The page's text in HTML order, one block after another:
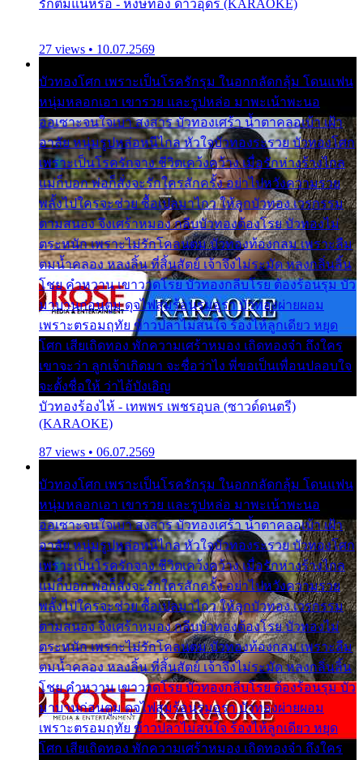
รักติ๋มแน่หรือ - หงษ์ทอง ดาวอุดร (KARAOKE)
27 views • 10.07.2569
บัวทองโศก เพราะเป็นโรครักรุม ในอกกลัดกลุ้ม โดนแฟน
หนุ่มหลอกเอา เขารวย และรูปหล่อ มาพะเน้าพะนอ
ออเซาะจนใจเบา สงสาร บัวทองเศร้า น้ำตาคลอเบ้า เฝ้า
อาลัย หนุ่มรูปหล่อหนีไกล หัวใจบัวทองระรวย บัวทองโศก
เพราะเป็นโรครักจาง ชีวิตเคว้งคว้าง เมื่อรักห่างร้างไกล
แม่ก็บอก พ่อก็สั่งจะรักใครสักครั้ง อย่าไปหวังความรวย
พลั้งไปใครจะช่วย ซื้อเปลมาไกว ให้ลูกบัวทอง เวรกรรม
ตามสนอง จึงเศร้าหมอง กลีบบัวทองต้องโรย บัวทองไม่
ตระหนัก เพราะไม่รักโคลนตม บัวทองท้องกลม เพราะลืม
ตมน้ำคลอง หลงลิ้น ที่สิ้นสัตย์ เจ้าจึงไม่ระมัด หลงกลิ่นลิ้น
โชย คำหวาน เขาวาดโรย บัวทองกลีบโรย ต้องร้อนรุม บัว
มาบานก่อนตูม ดุจไฟสุมร้อนรุมอุรา บัวทองผ่ายผอม
เพราะตรอมฤทัย ข้าวปลาไม่สนใจ ร้องไห้ลูกเดียว หยุด
โศก เสียเถิดทอง พักความเศร้าหมอง เถิดทองจ๋า ถึงใคร
เขาจะว่า ลูกเจ้าเกิดมา จะชื่อว่าไง พี่ขอเป็นเพื่อนปลอบใจ
จะตั้งชื่อให้ ว่าไอ้บังเอิญ
บัวทองร้องไห้ - เทพพร เพชรอุบล (ซาวด์ดนตรี)
(KARAOKE)
87 views • 06.07.2569
บัวทองโศก เพราะเป็นโรครักรุม ในอกกลัดกลุ้ม โดนแฟน
หนุ่มหลอกเอา เขารวย และรูปหล่อ มาพะเน้าพะนอ
ออเซาะจนใจเบา สงสาร บัวทองเศร้า น้ำตาคลอเบ้า เฝ้า
อาลัย หนุ่มรูปหล่อหนีไกล หัวใจบัวทองระรวย บัวทองโศก
เพราะเป็นโรครักจาง ชีวิตเคว้งคว้าง เมื่อรักห่างร้างไกล
แม่ก็บอก พ่อก็สั่งจะรักใครสักครั้ง อย่าไปหวังความรวย
พลั้งไปใครจะช่วย ซื้อเปลมาไกว ให้ลูกบัวทอง เวรกรรม
ตามสนอง จึงเศร้าหมอง กลีบบัวทองต้องโรย บัวทองไม่
ตระหนัก เพราะไม่รักโคลนตม บัวทองท้องกลม เพราะลืม
ตมน้ำคลอง หลงลิ้น ที่สิ้นสัตย์ เจ้าจึงไม่ระมัด หลงกลิ่นลิ้น
โชย คำหวาน เขาวาดโรย บัวทองกลีบโรย ต้องร้อนรุม บัว
มาบานก่อนตูม ดุจไฟสุมร้อนรุมอุรา บัวทองผ่ายผอม
เพราะตรอมฤทัย ข้าวปลาไม่สนใจ ร้องไห้ลูกเดียว หยุด
โศก เสียเถิดทอง พักความเศร้าหมอง เถิดทองจ๋า ถึงใคร